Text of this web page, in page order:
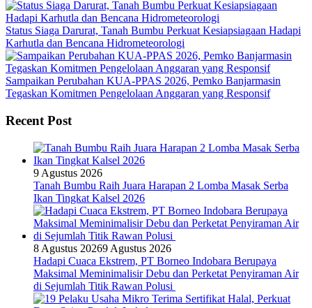
Status Siaga Darurat, Tanah Bumbu Perkuat Kesiapsiagaan Hadapi
Karhutla dan Bencana Hidrometeorologi
Sampaikan Perubahan KUA-PPAS 2026, Pemko Banjarmasin
Tegaskan Komitmen Pengelolaan Anggaran yang Responsif
Recent Post
9 Agustus 2026
Tanah Bumbu Raih Juara Harapan 2 Lomba Masak Serba
Ikan Tingkat Kalsel 2026
8 Agustus 20269 Agustus 2026
Hadapi Cuaca Ekstrem, PT Borneo Indobara Berupaya
Maksimal Meminimalisir Debu dan Perketat Penyiraman Air
di Sejumlah Titik Rawan Polusi